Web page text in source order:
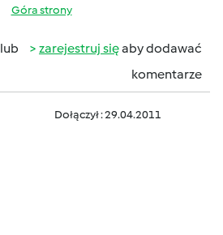
Góra strony
lub zarejestruj sięaby dodawać
komentarze
Dołączył : 29.04.2011